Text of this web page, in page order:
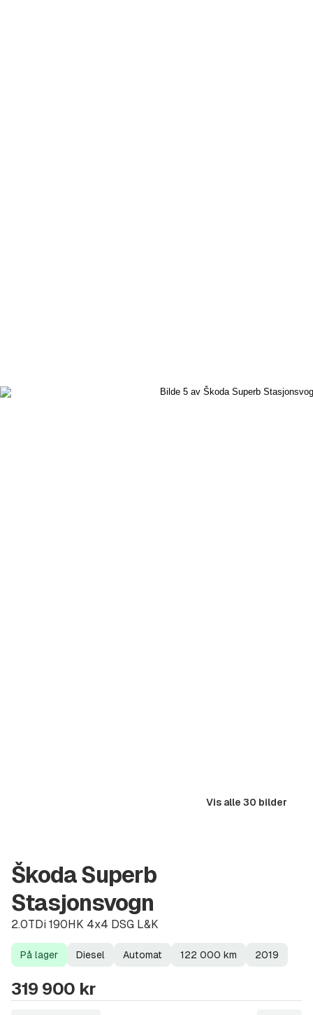
Vis alle 30 bilder
Škoda Superb
Stasjonsvogn
2.0TDi 190HK 4x4 DSG L&K
Lagerstatus
På lager
Drivstoff Diesel
Girkasse Automat
Kilometerstand 122 000 km
Modellår 2019
319 900 kr